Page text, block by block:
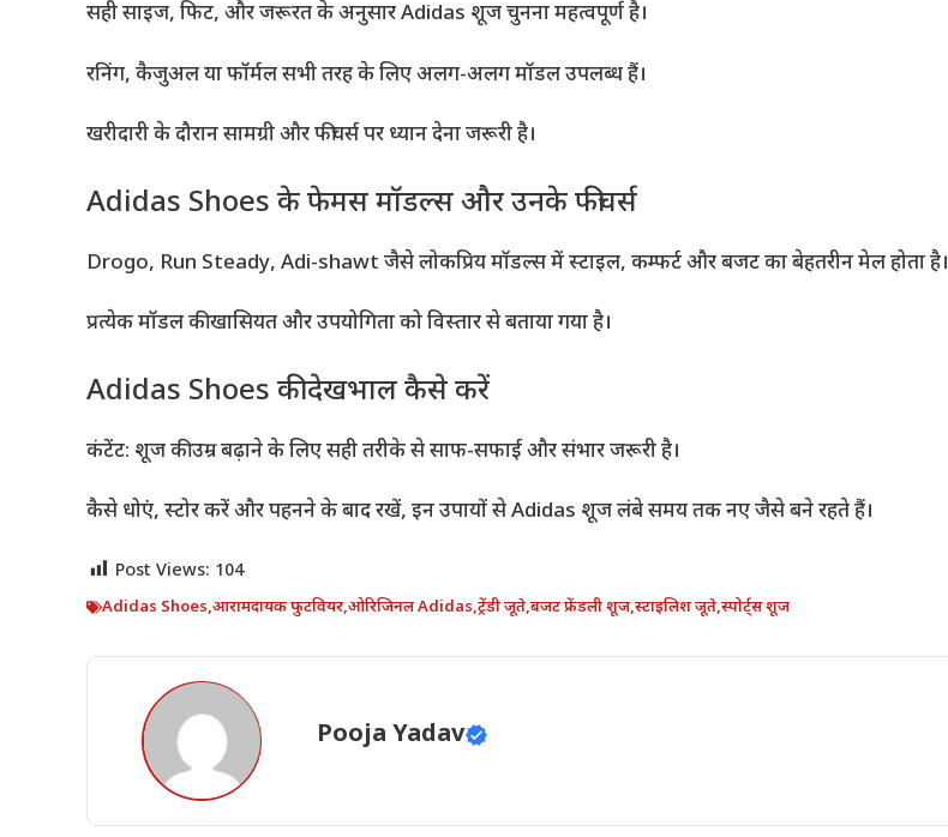
सही साइज, फिट, और जरूरत के अनुसार Adidas शूज चुनना महत्वपूर्ण है।
रनिंग, कैजुअल या फॉर्मल सभी तरह के लिए अलग-अलग मॉडल उपलब्ध हैं।
खरीदारी के दौरान सामग्री और फीचर्स पर ध्यान देना जरूरी है।
Adidas Shoes के फेमस मॉडल्स और उनके फीचर्स
Drogo, Run Steady, Adi-shawt जैसे लोकप्रिय मॉडल्स में स्टाइल, कम्फर्ट और बजट का बेहतरीन मेल होता है।
प्रत्येक मॉडल की खासियत और उपयोगिता को विस्तार से बताया गया है।
Adidas Shoes की देखभाल कैसे करें
कंटेंट: शूज की उम्र बढ़ाने के लिए सही तरीके से साफ-सफाई और संभार जरूरी है।
कैसे धोएं, स्टोर करें और पहनने के बाद रखें, इन उपायों से Adidas शूज लंबे समय तक नए जैसे बने रहते हैं।
Post Views: 104
Adidas Shoes,आरामदायक फुटवियर,ओरिजिनल Adidas,ट्रेंडी जूते,बजट फ्रेंडली शूज,स्टाइलिश जूते,स्पोर्ट्स शूज
Pooja Yadav